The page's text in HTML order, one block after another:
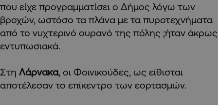
που είχε προγραμματίσει ο Δήμος λόγω των
βροχών, ωστόσο τα πλάνα με τα πυροτεχνήματα
από το νυχτερινό ουρανό της πόλης ;ήταν άκρως
εντυπωσιακά.
Στη Λάρνακα, οι Φοινικούδες, ως είθισται
αποτέλεσαν το επίκεντρο των εορτασμών.